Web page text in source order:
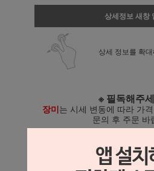
상세정보 새창
상세 정보를 확
※ 필독해주
장미는 시세 변동에 따라 가
문의 후 주문 바